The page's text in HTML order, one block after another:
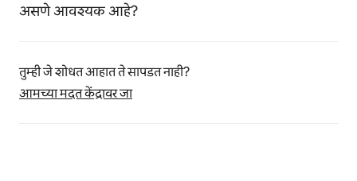
असणे आवश्यक आहे?
तुम्ही जे शोधत आहात ते सापडत नाही?
आमच्या मदत केंद्रावर जा